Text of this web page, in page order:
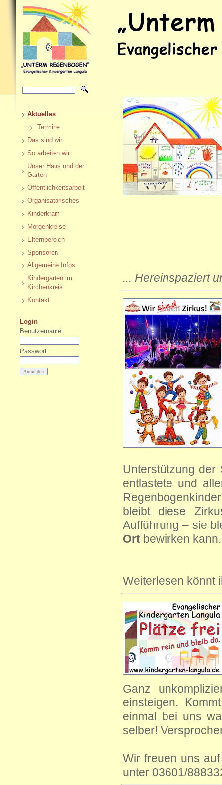
Aktuelles
Termine
Das sind wir
So arbeiten wir
Unser Haus und der
Garten
Öffentlichkeitsarbeit
Organisatorisches
Kinderkram
Morgenkreise
Elternbereich
Sponsoren
Allgemeine Infos
Kindergärten im
Kirchenkreis
Kontakt
Login
Benutzername:
Passwort:
... Hereinspaziert
Unterstützung
entlastete und
bleibt diese
Aufführung – sie
Ort bewirken kann.
Weiterlesen könnt
Ganz
einsteigen.
einmal bei uns
selber!
Wir freuen uns
unter 03601/